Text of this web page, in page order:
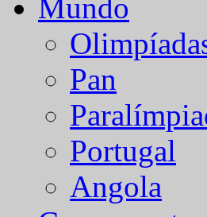
Mundo
Pan
Portugal
Angola